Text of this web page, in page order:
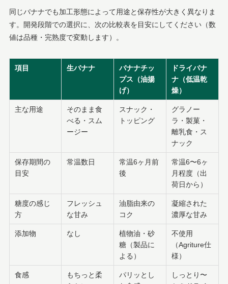
同じバナナでも加工形態によって用途と保存性が大きく異なりま
す。開発段階での選択に、次の比較表を目安にしてください（数
値は品種・完熟度で変動します）。
項目 生バナナ
バナナチッ
プス（油揚
げ）
ドライバナ
ナ（低温乾
燥）
主な用途
そのまま食
べる・スム
ージー
スナック・
トッピング
グラノー
ラ・製菓・
離乳食・ス
ナック
保存期間の
目安
常温数日
常温6ヶ月前
後
常温6〜6ヶ
月程度（出
荷日から）
糖度の感じ
方
フレッシュ
な甘み
油脂由来の
コク
凝縮された
濃厚な甘み
添加物 なし
植物油・砂
糖（製品に
よる）
不使用
（Agriture仕
様）
食感
もちっと柔
パリッとし
しっとり〜